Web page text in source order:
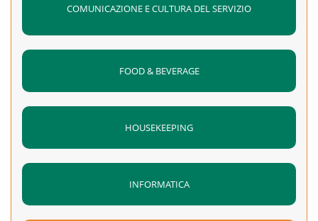
COMUNICAZIONE E CULTURA DEL SERVIZIO
FOOD & BEVERAGE
HOUSEKEEPING
INFORMATICA